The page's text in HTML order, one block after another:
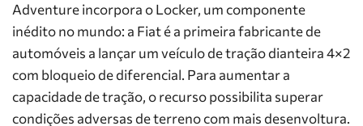
Adventure incorpora o Locker, um componente
inédito no mundo: a Fiat é a primeira fabricante de
automóveis a lançar um veículo de tração dianteira 4×2
com bloqueio de diferencial. Para aumentar a
capacidade de tração, o recurso possibilita superar
condições adversas de terreno com mais desenvoltura.